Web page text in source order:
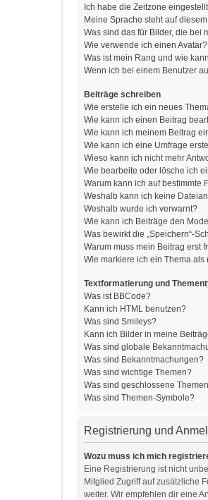
Ich habe die Zeitzone
Meine Sprache steht auf
Was sind das für Bilder, die bei
Wie verwende ich einen Avatar?
Was ist mein Rang und wie
Wenn ich bei einem Benutzer
Beiträge schreiben
Wie erstelle ich ein neues
Wie kann ich einen Beitrag
Wie kann ich meinem Beitrag
Wie kann ich eine Umfrage
Wieso kann ich nicht mehr
Wie bearbeite oder lösche ich
Warum kann ich auf bestimmte
Weshalb kann ich keine
Weshalb wurde ich verwarnt?
Wie kann ich Beiträge den
Was bewirkt die „Speichern“-
Warum muss mein Beitrag erst
Wie markiere ich ein Thema als
Textformatierung und
Was ist BBCode?
Kann ich HTML benutzen?
Was sind Smileys?
Kann ich Bilder in meine
Was sind globale
Was sind Bekanntmachungen?
Was sind wichtige Themen?
Was sind geschlossene
Was sind Themen-Symbole?
Registrierung und
Wozu muss ich mich
Eine Registrierung ist nicht
Mitglied Zugriff auf zusätzliche
weiter. Wir empfehlen dir eine